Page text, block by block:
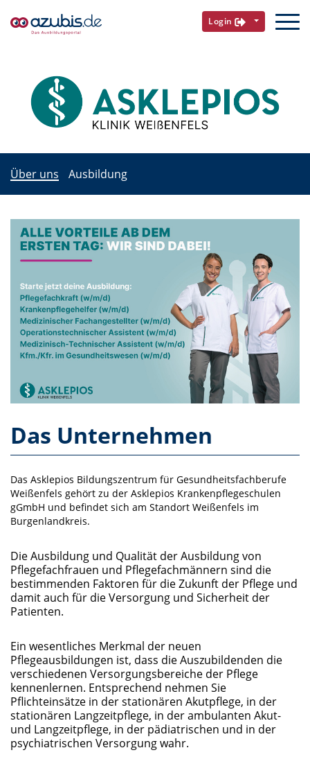
Login
Über uns Ausbildung
Das Unternehmen
Das Asklepios Bildungszentrum für Gesundheitsfachberufe
Weißenfels gehört zu der Asklepios Krankenpflegeschulen
gGmbH und befindet sich am Standort Weißenfels im
Burgenlandkreis.
Die Ausbildung und Qualität der Ausbildung von
Pflegefachfrauen und Pflegefachmännern sind die
bestimmenden Faktoren für die Zukunft der Pflege und
damit auch für die Versorgung und Sicherheit der
Patienten.
Ein wesentliches Merkmal der neuen
Pflegeausbildungen ist, dass die Auszubildenden die
verschiedenen Versorgungsbereiche der Pflege
kennenlernen. Entsprechend nehmen Sie
Pflichteinsätze in der stationären Akutpflege, in der
stationären Langzeitpflege, in der ambulanten Akut-
und Langzeitpflege, in der pädiatrischen und in der
psychiatrischen Versorgung wahr.